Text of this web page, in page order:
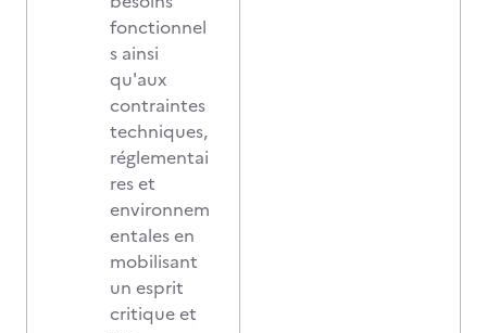
fonctionnel
s ainsi
qu'aux
contraintes
techniques,
réglementai
res et
environnem
entales en
mobilisant
un esprit
critique et